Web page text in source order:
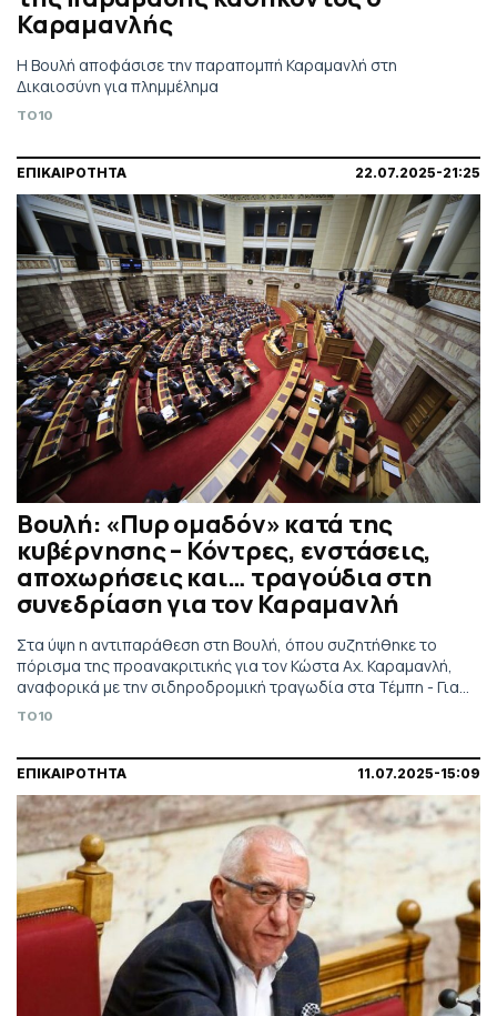
Καραμανλής
Η Βουλή αποφάσισε την παραπομπή Καραμανλή στη
Δικαιοσύνη για πλημμέλημα
TO10
ΕΠΙΚΑΙΡΟΤΗΤΑ 22.07.2025-21:25
Βουλή: «Πυρ ομαδόν» κατά της
κυβέρνησης – Κόντρες, ενστάσεις,
αποχωρήσεις και… τραγούδια στη
συνεδρίαση για τον Καραμανλή
Στα ύψη η αντιπαράθεση στη Βουλή, όπου συζητήθηκε το
πόρισμα της προανακριτικής για τον Κώστα Αχ. Καραμανλή,
αναφορικά με την σιδηροδρομική τραγωδία στα Τέμπη - Για
«συγκάλυψη» κατηγορούν την κυβέρνηση τα κόμματα
TO10
ΕΠΙΚΑΙΡΟΤΗΤΑ 11.07.2025-15:09